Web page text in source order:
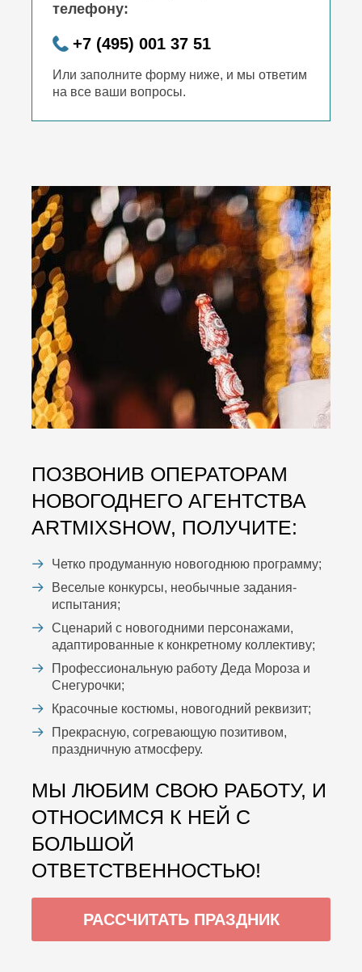
телефону:
+7 (495) 001 37 51
Или заполните форму ниже, и мы ответим
на все ваши вопросы.
ПОЗВОНИВ ОПЕРАТОРАМ
НОВОГОДНЕГО АГЕНТСТВА
ARTMIXSHOW, ПОЛУЧИТЕ:
Четко продуманную новогоднюю программу;
Веселые конкурсы, необычные задания-
испытания;
Сценарий с новогодними персонажами,
адаптированные к конкретному коллективу;
Профессиональную работу Деда Мороза и
Снегурочки;
Красочные костюмы, новогодний реквизит;
Прекрасную, согревающую позитивом,
праздничную атмосферу.
МЫ ЛЮБИМ СВОЮ РАБОТУ, И
ОТНОСИМСЯ К НЕЙ С
БОЛЬШОЙ
ОТВЕТСТВЕННОСТЬЮ!
РАССЧИТАТЬ ПРАЗДНИК